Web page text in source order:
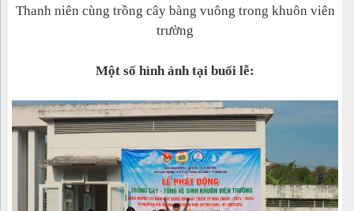
Thanh niên cùng trồng cây bàng vuông trong khuôn viên
trường
Một số hình ảnh tại buổi lễ: